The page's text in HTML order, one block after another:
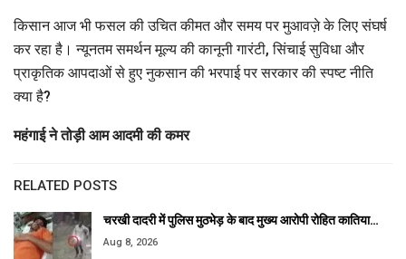
किसान आज भी फसल की उचित कीमत और समय पर मुआवज़े के लिए संघर्ष
कर रहा है। न्यूनतम समर्थन मूल्य की कानूनी गारंटी, सिंचाई सुविधा और
प्राकृतिक आपदाओं से हुए नुकसान की भरपाई पर सरकार की स्पष्ट नीति
क्या है?
महंगाई ने तोड़ी आम आदमी की कमर
RELATED POSTS
चरखी दादरी में पुलिस मुठभेड़ के बाद मुख्य आरोपी रोहित कातिया…
Aug 8, 2026